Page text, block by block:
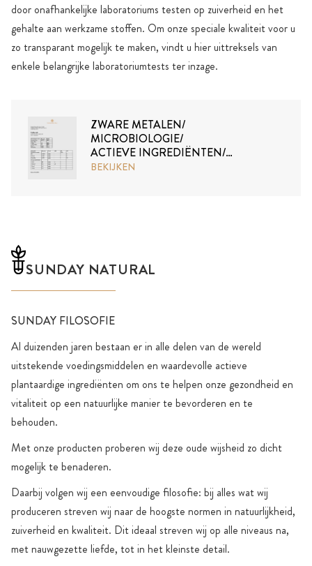
door onafhankelijke laboratoriums testen op zuiverheid en het
gehalte aan werkzame stoffen. Om onze speciale kwaliteit voor u
zo transparant mogelijk te maken, vindt u hier uittreksels van
enkele belangrijke laboratoriumtests ter inzage.
ZWARE METALEN/
MICROBIOLOGIE/
ACTIEVE INGREDIËNTEN/
TOTOX
BEKIJKEN
SUNDAY NATURAL
SUNDAY FILOSOFIE
Al duizenden jaren bestaan er in alle delen van de wereld
uitstekende voedingsmiddelen en waardevolle actieve
plantaardige ingrediënten om ons te helpen onze gezondheid en
vitaliteit op een natuurlijke manier te bevorderen en te
behouden.
Met onze producten proberen wij deze oude wijsheid zo dicht
mogelijk te benaderen.
Daarbij volgen wij een eenvoudige filosofie: bij alles wat wij
produceren streven wij naar de hoogste normen in natuurlijkheid,
zuiverheid en kwaliteit. Dit ideaal streven wij op alle niveaus na,
met nauwgezette liefde, tot in het kleinste detail.